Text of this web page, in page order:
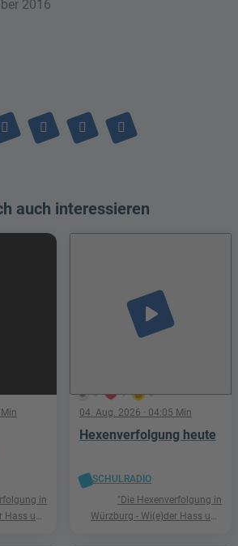
2016
auch interessieren
in
und
5 1 0
play_arrow
04. Aug. 2026 · 04:05 Min
Hexenverfolgung heute
SCHULRADIO
"Die Hexenverfolgung in
Würzburg - Wi(e)der Hass und